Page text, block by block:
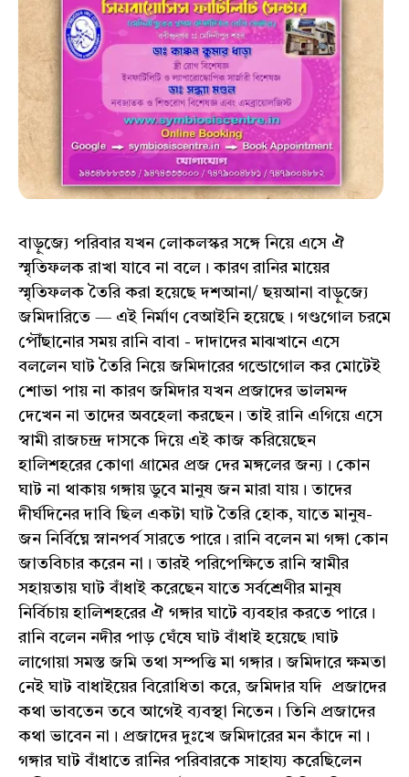
বাড়ুজ্যে পরিবার যখন লোকলস্কর সঙ্গে নিয়ে এসে ঐ
স্মৃতিফলক রাখা যাবে না বলে। কারণ রানির মায়ের
স্মৃতিফলক তৈরি করা হয়েছে দশআনা/ ছয়আনা বাড়ুজ্যে
জমিদারিতে — এই নির্মাণ বেআইনি হয়েছে। গণ্ডগোল চরমে
পৌঁছানোর সময় রানি বাবা - দাদাদের মাঝখানে এসে
বললেন ঘাট তৈরি নিয়ে জমিদারের গন্ডোগোল কর মোটেই
শোভা পায় না কারণ জমিদার যখন প্রজাদের ভালমন্দ
দেখেন না তাদের অবহেলা করছেন। তাই রানি এগিয়ে এসে
স্বামী রাজচন্দ্র দাসকে দিয়ে এই কাজ করিয়েছেন
হালিশহরের কোণা গ্রামের প্রজ দের মঙ্গলের জন্য। কোন
ঘাট না থাকায় গঙ্গায় ডুবে মানুষ জন মারা যায়। তাদের
দীর্ঘদিনের দাবি ছিল একটা ঘাট তৈরি হোক, যাতে মানুষ-
জন নির্বিঘ্নে স্নানপর্ব সারতে পারে। রানি বলেন মা গঙ্গা কোন
জাতবিচার করেন না। তারই পরিপেক্ষিতে রানি স্বামীর
সহায়তায় ঘাট বাঁধাই করেছেন যাতে সর্বশ্রেণীর মানুষ
নির্বিচায় হালিশহরের ঐ গঙ্গার ঘাটে ব্যবহার করতে পারে।
রানি বলেন নদীর পাড় ঘেঁষে ঘাট বাঁধাই হয়েছে।ঘাট
লাগোয়া সমস্ত জমি তথা সম্পত্তি মা গঙ্গার। জমিদারে ক্ষমতা
নেই ঘাট বাধাইয়ের বিরোধিতা করে, জমিদার যদি প্রজাদের
কথা ভাবতেন তবে আগেই ব্যবস্থা নিতেন। তিনি প্রজাদের
কথা ভাবেন না। প্রজাদের দুঃখে জমিদারের মন কাঁদে না।
গঙ্গার ঘাট বাঁধাতে রানির পরিবারকে সাহায্য করেছিলেন